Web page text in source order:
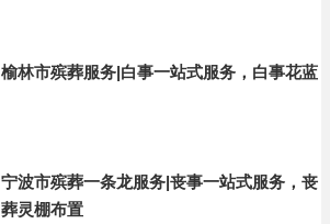
榆林市殡葬服务|白事一站式服务，白事花蓝
宁波市殡葬一条龙服务|丧事一站式服务，丧
葬灵棚布置